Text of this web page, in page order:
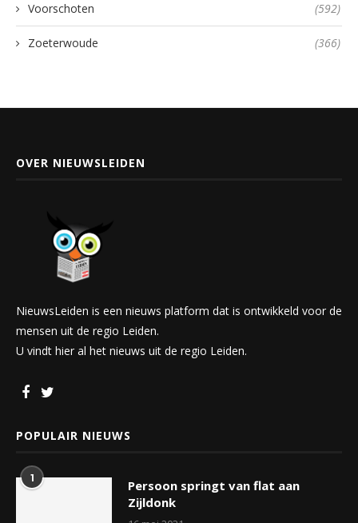
Voorschoten (592)
Zoeterwoude (366)
OVER NIEUWSLEIDEN
NieuwsLeiden is een nieuws platform dat is ontwikkeld voor de
mensen uit de regio Leiden.
U vindt hier al het nieuws uit de regio Leiden.
POPULAIR NIEUWS
1
Persoon springt van flat aan
Zijldonk